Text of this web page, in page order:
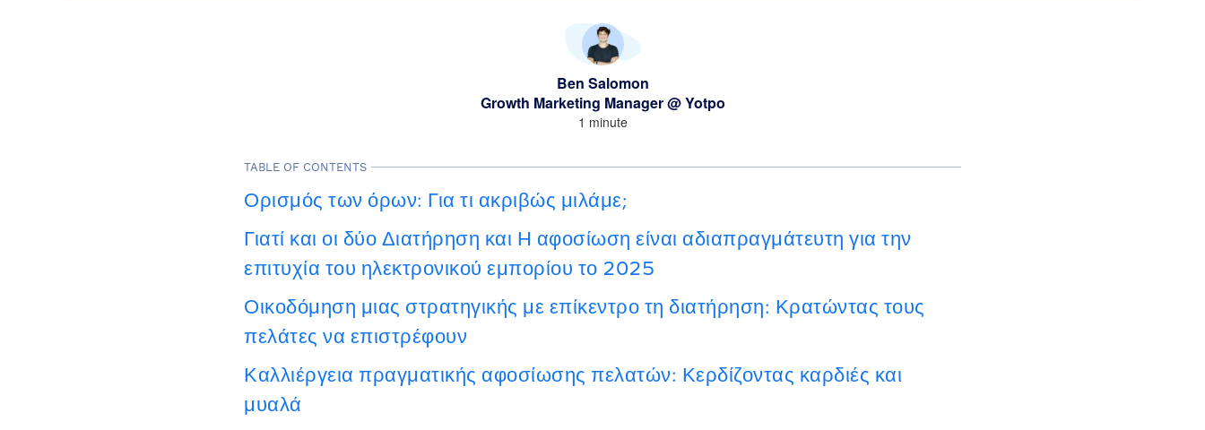
Ben Salomon
Growth Marketing Manager @ Yotpo
1 minute
TABLE OF CONTENTS
Ορισμός των όρων: Για τι ακριβώς μιλάμε;
Γιατί και οι δύο Διατήρηση και Η αφοσίωση είναι αδιαπραγμάτευτη για την
επιτυχία του ηλεκτρονικού εμπορίου το 2025
Οικοδόμηση μιας στρατηγικής με επίκεντρο τη διατήρηση: Κρατώντας τους
πελάτες να επιστρέφουν
Καλλιέργεια πραγματικής αφοσίωσης πελατών: Κερδίζοντας καρδιές και
μυαλά